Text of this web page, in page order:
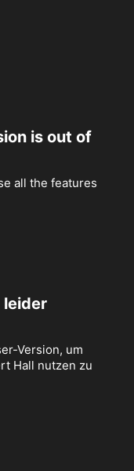
is out of
all the features
leider
Version, um
Hall nutzen zu